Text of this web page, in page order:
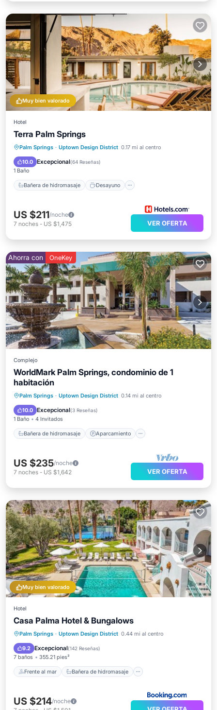
Muy bien valorado
Hotel
Terra Palm Springs
Palm Springs · Uptown Design District 0.17 mi al centro
10.0 Excepcional(64 Reseñas)
1 Baño
Bañera de hidromasaje Desayuno
Bañera de hidromasaje
Desayuno
Aparcamiento
US $211/noche
7 noches - US $1,475 VER OFERTA
Ahorra con OneKey
Complejo
WorldMark Palm Springs, condominio de 1
habitación
Palm Springs · Uptown Design District 0.14 mi al centro
10.0 Excepcional(3 Reseñas)
1 Baño 4 Invitados
Bañera de hidromasaje Aparcamiento
Bañera de hidromasaje
Aparcamiento
Piscina
Balcón/Terraza
US $235/noche
7 noches - US $1,642 VER OFERTA
Muy bien valorado
Hotel
Casa Palma Hotel & Bungalows
Palm Springs · Uptown Design District 0.44 mi al centro
9.2 Excepcional(142 Reseñas)
7 baños 355.21 pies²
Frente al mar Bañera de hidromasaje
Frente al mar
Bañera de hidromasaje
Desayuno
Aparcamiento
US $214/noche